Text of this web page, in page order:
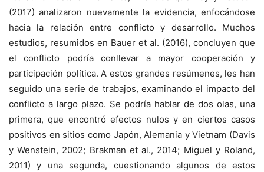
(2017) analizaron nuevamente la evidencia, enfocándose
hacia la relación entre conflicto y desarrollo. Muchos
estudios, resumidos en Bauer et al. (2016), concluyen que
el conflicto podría conllevar a mayor cooperación y
participación política. A estos grandes resúmenes, les han
seguido una serie de trabajos, examinando el impacto del
conflicto a largo plazo. Se podría hablar de dos olas, una
primera, que encontró efectos nulos y en ciertos casos
positivos en sitios como Japón, Alemania y Vietnam (Davis
y Wenstein, 2002; Brakman et al., 2014; Miguel y Roland,
2011) y una segunda, cuestionando algunos de estos